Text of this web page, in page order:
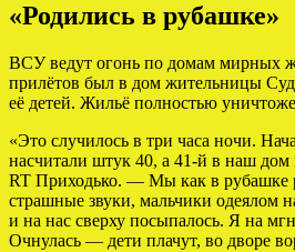
«Родились в рубашке»
ВСУ ведут огонь по домам мирных
прилётов был в дом жительницы
её детей. Жильё полностью
«Это случилось в три часа ночи.
насчитали штук 40, а 41-й в наш
RT Приходько. — Мы как в рубашке
страшные звуки, мальчики одеялом
и на нас сверху посыпалось. Я на
Очнулась — дети плачут, во дворе